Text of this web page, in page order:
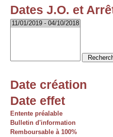
Dates J.O. et
Date création
Date effet
Entente préalable
Bulletin d'information
Remboursable à 100%